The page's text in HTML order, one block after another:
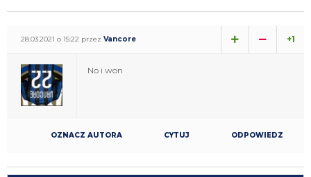
28.03.2021 o 15:22 przez Vancore +1
No i won
OZNACZ AUTORA CYTUJ ODPOWIEDZ